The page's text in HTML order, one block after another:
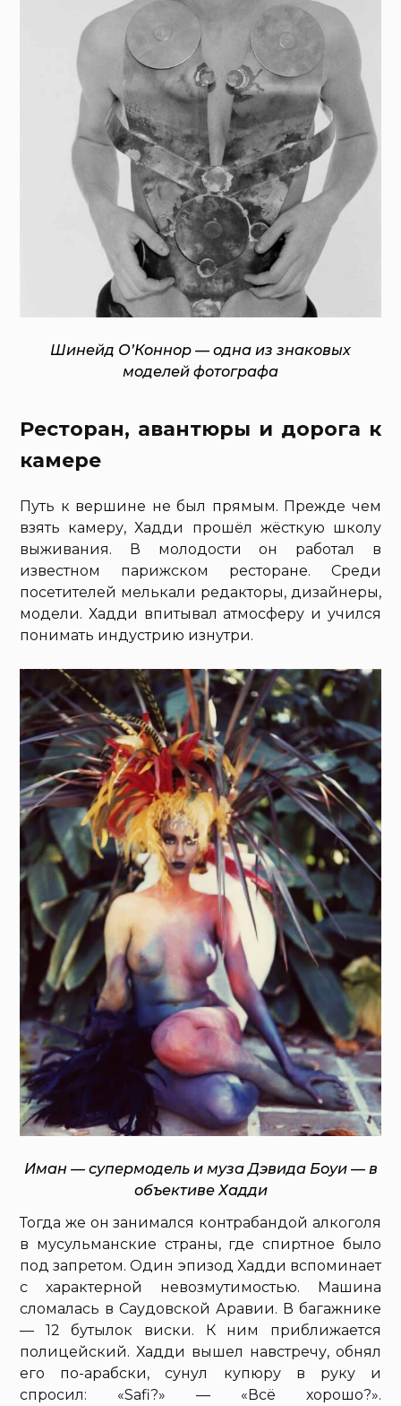
Шинейд О’Коннор — одна из знаковых
моделей фотографа
Ресторан, авантюры и дорога к
камере
Путь к вершине не был прямым. Прежде чем
взять камеру, Хадди прошёл жёсткую школу
выживания. В молодости он работал в
известном парижском ресторане. Среди
посетителей мелькали редакторы, дизайнеры,
модели. Хадди впитывал атмосферу и учился
понимать индустрию изнутри.
Иман — супермодель и муза Дэвида Боуи — в
объективе Хадди
Тогда же он занимался контрабандой алкоголя
в мусульманские страны, где спиртное было
под запретом. Один эпизод Хадди вспоминает
с характерной невозмутимостью. Машина
сломалась в Саудовской Аравии. В багажнике
— 12 бутылок виски. К ним приближается
полицейский. Хадди вышел навстречу, обнял
его по-арабски, сунул купюру в руку и
спросил: «Safi?» — «Всё хорошо?».